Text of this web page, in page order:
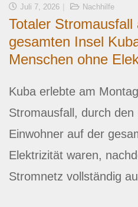
Juli 7, 2026 Nachhilfe
Totaler
gesamten Insel
Menschen ohne
Kuba erlebte am
Stromausfall, durch den
Einwohner auf der
Elektrizität waren,
Stromnetz vollständig